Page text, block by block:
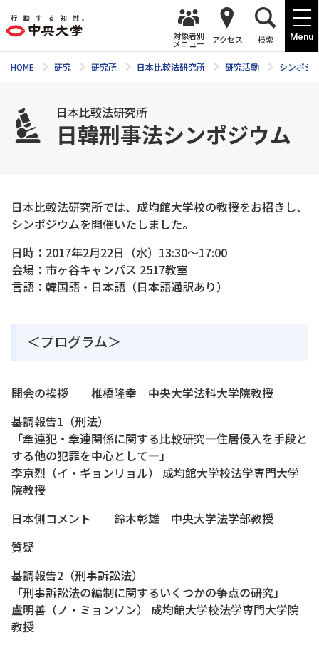
Menu
対象者別
メニュー アクセス 検索
HOME 研究 研究所 日本比較法研究所 研究活動 シンポジ
日本比較法研究所
日韓刑事法シンポジウム
日本比較法研究所では、成均館大学校の教授をお招きし、
シンポジウムを開催いたしました。
日時：2017年2月22日（水）13:30～17:00
会場：市ヶ谷キャンパス 2517教室
言語：韓国語・日本語（日本語通訳あり）
＜プログラム＞
開会の挨拶 椎橋隆幸 中央大学法科大学院教授
基調報告1（刑法）
「牽連犯・牽連関係に関する比較研究―住居侵入を手段と
する他の犯罪を中心として―」
李京烈（イ・ギョンリョル） 成均館大学校法学専門大学
院教授
日本側コメント 鈴木彰雄 中央大学法学部教授
質疑
基調報告2（刑事訴訟法）
「刑事訴訟法の編制に関するいくつかの争点の研究」
盧明善（ノ・ミョンソン） 成均館大学校法学専門大学院
教授